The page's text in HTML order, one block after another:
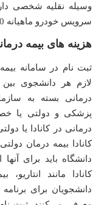
سرویس خودرو ماهیانه 80 تا 120 دلار است.
هزینه های بیمه
ثبت نام در سامانه
لازم هر دانشجوی بین
درمانی بسته به
پزشکی و دولتی یا
درمانی در کانادا یا
کانادا بیمه درمان
دانشگاه باید برای
کانادا مانند
دانشجویان برای